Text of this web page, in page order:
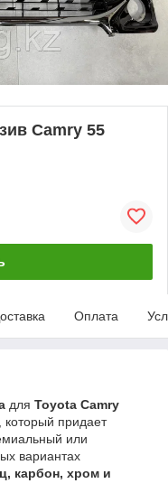
Camry 55
Оплата
для Toyota Camry
придает
или
вариантах
карбон, хром и